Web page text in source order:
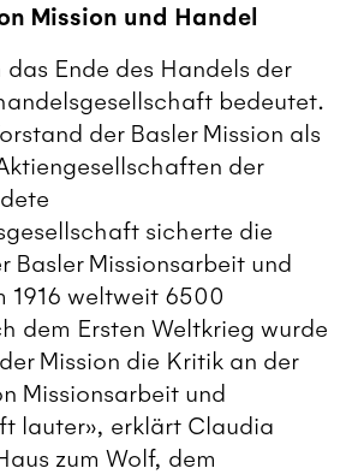
Mission und Handel
Ende des Handels der
bedeutet.
der Basler Mission als
der
sicherte die
Basler Missionsarbeit und
1916 weltweit 6500
dem Ersten Weltkrieg wurde
Mission die Kritik an der
Missionsarbeit und
lauter», erklärt Claudia
zum Wolf, dem